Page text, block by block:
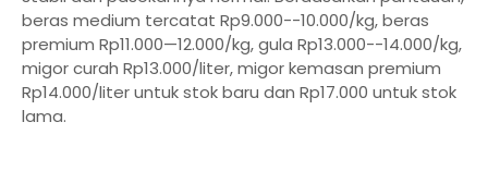
beras medium tercatat Rp9.000--10.000/kg, beras
premium Rp11.000—12.000/kg, gula Rp13.000--14.000/kg,
migor curah Rp13.000/liter, migor kemasan premium
Rp14.000/liter untuk stok baru dan Rp17.000 untuk stok
lama.